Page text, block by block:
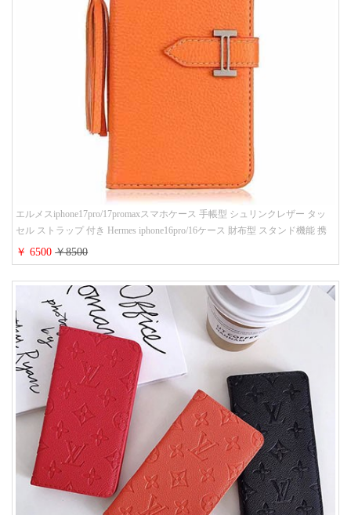
エルメスiphone17pro/17promaxスマホケース 手帳型 シュリンクレザー タッ
セル ストラップ 付き Hermes iphone16pro/16ケース 財布型 スタンド機能 携
帯カバー ハイ ブランド アイフォーン15/14/13ケース 手帳 レディース 人気
￥ 6500￥8500